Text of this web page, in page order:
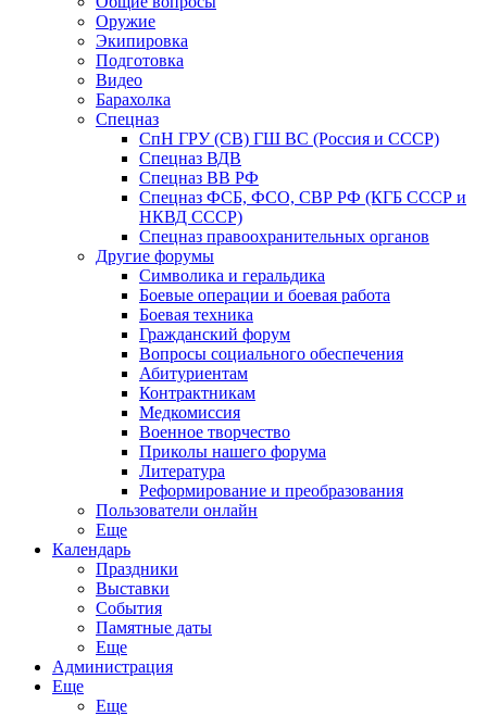
Оружие
Экипировка
Подготовка
Видео
Барахолка
Спецназ
СпН ГРУ (СВ) ГШ ВС (Россия и СССР)
Спецназ ВДВ
Спецназ ВВ РФ
Спецназ ФСБ, ФСО, СВР РФ (КГБ СССР и
НКВД СССР)
Спецназ правоохранительных органов
Другие форумы
Символика и геральдика
Боевые операции и боевая работа
Боевая техника
Гражданский форум
Вопросы социального обеспечения
Абитуриентам
Контрактникам
Медкомиссия
Военное творчество
Приколы нашего форума
Литература
Реформирование и преобразования
Пользователи онлайн
Еще
Календарь
Праздники
Выставки
События
Памятные даты
Еще
Администрация
Еще
Еще